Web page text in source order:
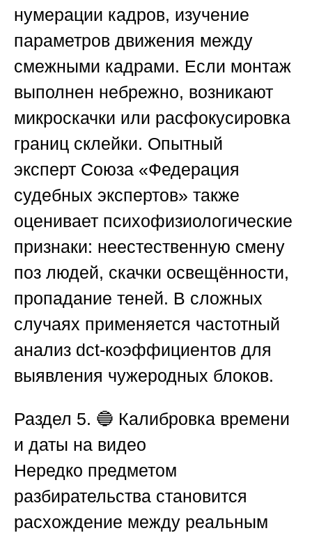
нумерации кадров, изучение
параметров движения между
смежными кадрами. Если монтаж
выполнен небрежно, возникают
микроскачки или расфокусировка
границ склейки. Опытный
эксперт Союза «Федерация
судебных экспертов» также
оценивает психофизиологические
признаки: неестественную смену
поз людей, скачки освещённости,
пропадание теней. В сложных
случаях применяется частотный
анализ dct-коэффициентов для
выявления чужеродных блоков.
Раздел 5. 🔵 Калибровка времени
и даты на видео
Нередко предметом
разбирательства становится
расхождение между реальным